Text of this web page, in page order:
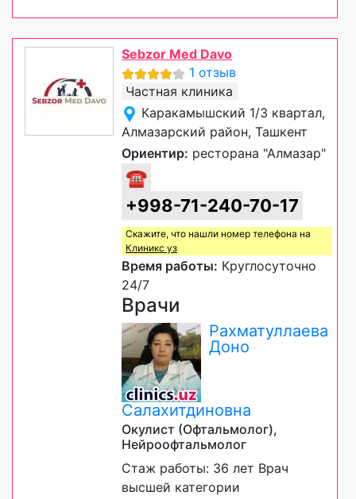
Sebzor Med Davo
1 отзыв
Частная клиника
Каракамышский 1/3 квартал,
Алмазарский район, Ташкент
Ориентир: ресторана "Алмазар"
☎
+998-71-240-70-17
Скажите, что нашли номер телефона на
Клиникс уз
Время работы: Круглосуточно
24/7
Врачи
Рахматуллаева
Доно
Салахитдиновна
Окулист (Офтальмолог),
Нейроофтальмолог
Стаж работы: 36 лет Врач
высшей категории